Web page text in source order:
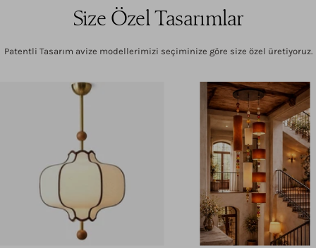
Size Özel Tasarımlar
Patentli Tasarım avize modellerimizi seçiminize göre size özel üretiyoruz.